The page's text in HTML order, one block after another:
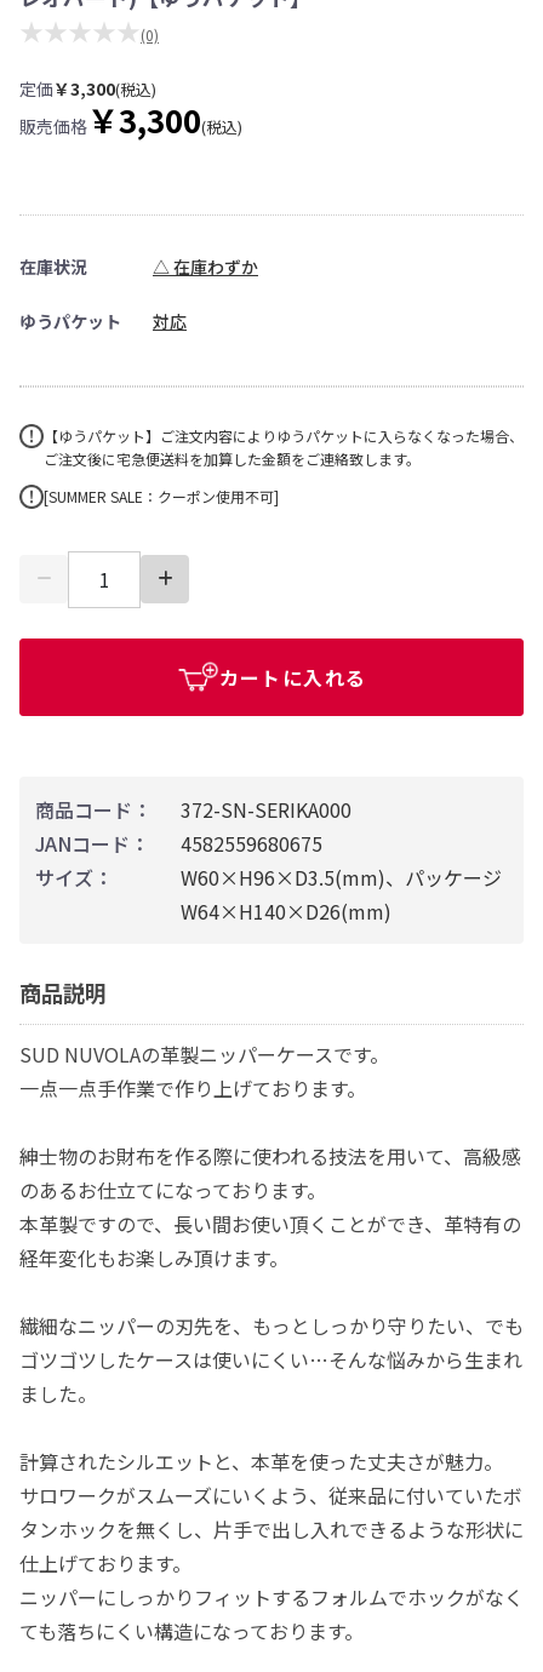
商品コード：
372-SN-SERIKA000
JANコード：
4582559680675
サイズ：
W60×H96×D3.5(mm)、パッケージ
W64×H140×D26(mm)
商品説明
SUD NUVOLAの革製ニッパーケースです。
一点一点手作業で作り上げております。
紳士物のお財布を作る際に使われる技法を用いて、高級感
のあるお仕立てになっております。
本革製ですので、長い間お使い頂くことができ、革特有の
経年変化もお楽しみ頂けます。
繊細なニッパーの刃先を、もっとしっかり守りたい、でも
ゴツゴツしたケースは使いにくい…そんな悩みから生まれ
ました。
計算されたシルエットと、本革を使った丈夫さが魅力。
サロワークがスムーズにいくよう、従来品に付いていたボ
タンホックを無くし、片手で出し入れできるような形状に
仕上げております。
ニッパーにしっかりフィットするフォルムでホックがなく
ても落ちにくい構造になっております。
★★★★★ (0)
定価￥3,300(税込)
販売価格 ￥3,300(税込)
在庫状況 △ 在庫わずか
ゆうパケット 対応
【ゆうパケット】ご注文内容によりゆうパケットに入らなくなった場合、
ご注文後に宅急便送料を加算した金額をご連絡致します。
[SUMMER SALE：クーポン使用不可]
カートに入れる